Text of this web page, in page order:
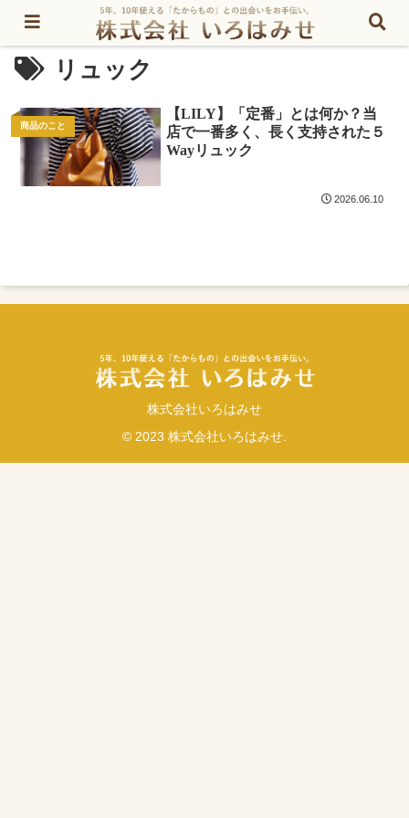
リュック
商品のこと
【LILY】「定番」とは何か？当
店で一番多く、長く支持された５
Wayリュック
2026.06.10
株式会社いろはみせ
© 2023 株式会社いろはみせ.